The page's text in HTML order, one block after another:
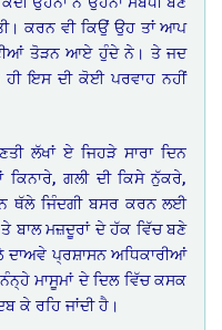
ਕਰਨ ਵੀ ਕਿਉਂ ਉਹ ਤਾਂ ਆਪ
ਤੋੜਨ ਆਏ ਹੁੰਦੇ ਨੇ। ਤੇ ਜਦ
ਇਸ ਦੀ ਕੋਈ ਪਰਵਾਹ ਨਹੀਂ
ਲੱਖਾਂ ਏ ਜਿਹੜੇ ਸਾਰਾ ਦਿਨ
ਗਲੀ ਦੀ ਕਿਸੇ ਨੁੱਕਰੇ,
ਥੱਲੇ ਜਿੰਦਗੀ ਬਸਰ ਕਰਨ ਲਈ
ਬਾਲ ਮਜ਼ਦੂਰਾਂ ਦੇ ਹੱਕ ਵਿੱਚ ਬਣੇ
ਪ੍ਰਸ਼ਾਸਨ ਅਧਿਕਾਰੀਆਂ
ਮਾਸੂਮਾਂ ਦੇ ਦਿਲ ਵਿੱਚ ਕਸਕ
ਕੇ ਰਹਿ ਜਾਂਦੀ ਹੈ।